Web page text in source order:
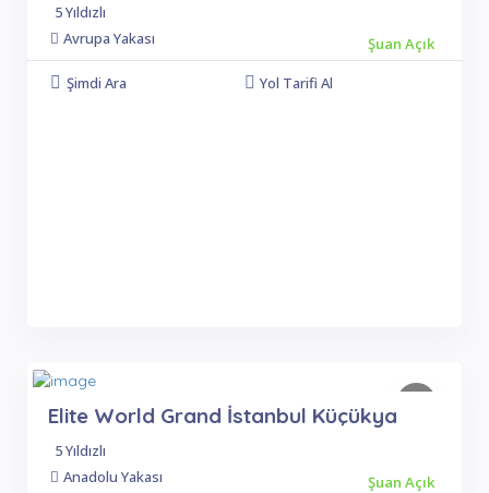
5 Yıldızlı
Avrupa Yakası
Şuan Açık
Şimdi Ara
Yol Tarifi Al
Elite World Grand İstanbul Küçükya
5 Yıldızlı
Anadolu Yakası
Şuan Açık